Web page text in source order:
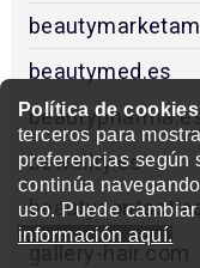
Política de cookies
terceros para
preferencias según
continúa
uso. Puede
información aquí.
beautymed.es
bewellty.es
gallery-hair.com